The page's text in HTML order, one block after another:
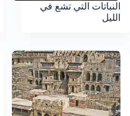
النباتات التي تشع في
الليل